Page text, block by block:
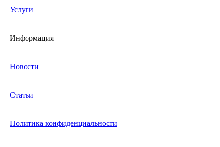
Услуги
Информация
Новости
Статьи
Политика конфиденциальности